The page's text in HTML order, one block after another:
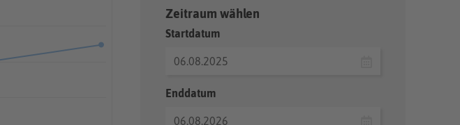
Zeitraum wählen
Startdatum
Enddatum